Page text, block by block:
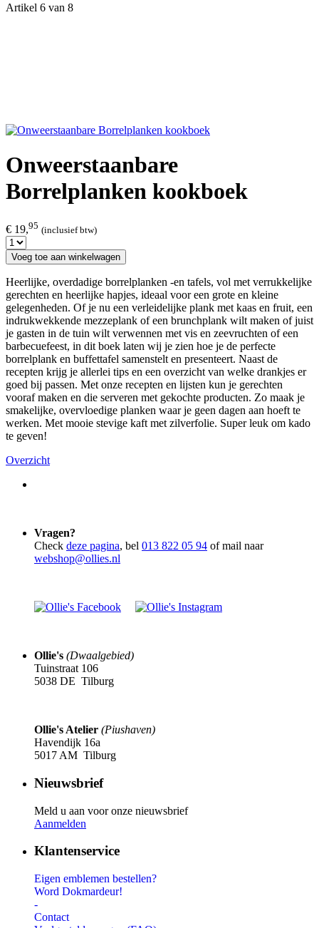
Artikel 6 van 8
Onweerstaanbare
Borrelplanken kookboek
€ 19,95 (inclusief btw)
Voeg toe aan winkelwagen
Heerlijke, overdadige borrelplanken -en tafels, vol met verrukkelijke
gerechten en heerlijke hapjes, ideaal voor een grote en kleine
gelegenheden. Of je nu een verleidelijke plank met kaas en fruit, een
indrukwekkende mezzeplank of een brunchplank wilt maken of juist
je gasten in de tuin wilt verwennen met vis en zeevruchten of een
barbecuefeest, in dit boek laten wij je zien hoe je de perfecte
borrelplank en buffettafel samenstelt en presenteert. Naast de
recepten krijg je allerlei tips en een overzicht van welke drankjes er
goed bij passen. Met onze recepten en lijsten kun je gerechten
vooraf maken en die serveren met gekochte producten. Zo maak je
smakelijke, overvloedige planken waar je geen dagen aan hoeft te
werken. Met mooie stevige kaft met zilverfolie. Super leuk om kado
te geven!
Overzicht
Vragen?
Check deze pagina, bel 013 822 05 94 of mail naar
webshop@ollies.nl
Ollie's (Dwaalgebied)
Tuinstraat 106
5038 DE Tilburg
Ollie's Atelier (Piushaven)
Havendijk 16a
5017 AM Tilburg
Nieuwsbrief
Meld u aan voor onze nieuwsbrief
Aanmelden
Klantenservice
Eigen emblemen bestellen?
Word Dokmardeur!
-
Contact